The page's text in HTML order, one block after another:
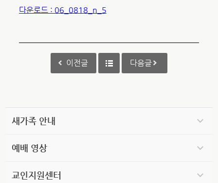
다운로드 : 06_0818_n_5
이전글 다음글
새가족 안내
예배 영상
교인지원센터